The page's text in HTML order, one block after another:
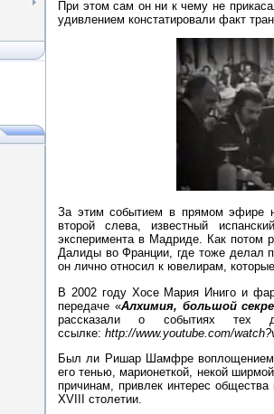
При этом сам он ни к чему не
удивлением констатировали факт
За этим событием в прямом эфире
второй слева, известный
эксперимента в Мадриде. Как
Далиды во Франции, где тоже делал
он лично относил к ювелирам,
В 2002 году Хосе Мария Иниго и
передаче «Алхимия, большой
рассказали о событиях
ссылке: http://www.youtube.com/
Был ли Ришар Шамфре воплощением
его тенью, марионеткой, некой
причинам, привлек интерес
XVIII столетии.